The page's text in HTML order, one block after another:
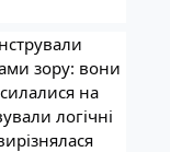
зору: вони
на
логічні